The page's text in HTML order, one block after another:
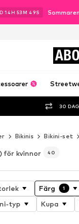
D 14H 53M 45S
30
Bikinis Bikini-set
för kvinnor 40
Färg 1
typ Kupa